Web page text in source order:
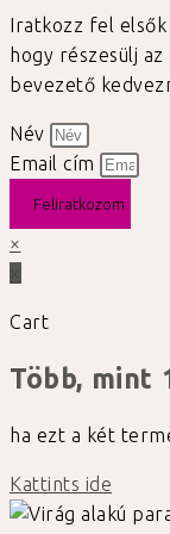
Iratkozz fel
hogy részesülj az
bevezető
Név
Email cím
Feliratkozom
×
Cart
Több, mint
ha ezt a két
Kattints ide